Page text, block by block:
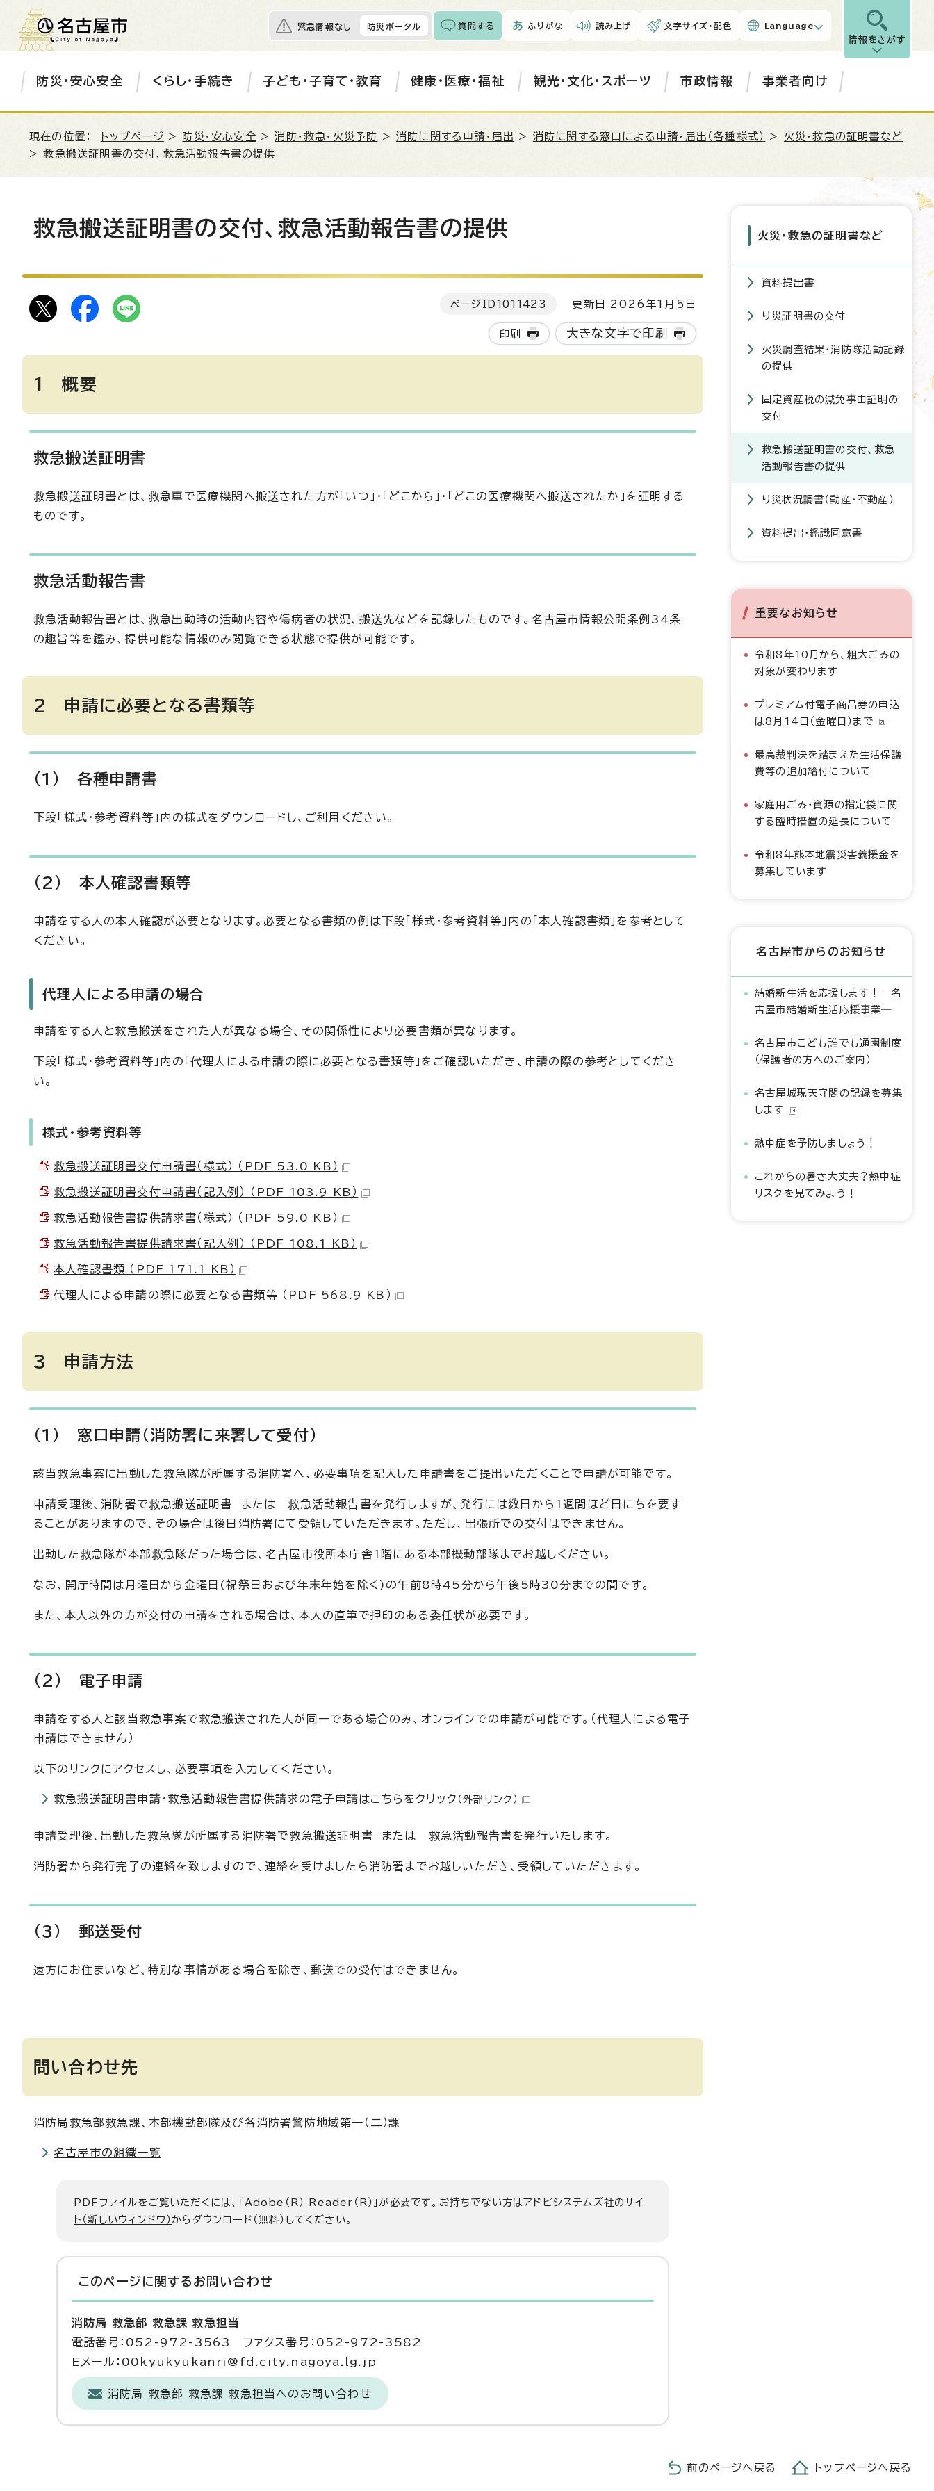
緊急情報なし 防災ポータル 質問する ふりがな 読み上げ 文字サイズ・配色 Language
情報をさがす
防災・安心安全 くらし・手続き 子ども・子育て・教育 健康・医療・福祉 観光・文化・スポーツ 市政情報 事業者向け
現在の位置： トップページ > 防災・安心安全>消防・救急・火災予防 >消防に関する申請・届出 > 消防に関する窓口による申請・届出（各種様式） > 火災・救急の証明書など
> 救急搬送証明書の交付、救急活動報告書の提供
救急搬送証明書の交付、救急活動報告書の提供
ページID 1011423 更新日 2026年1月5日
印刷 大きな文字で印刷
1 概要
救急搬送証明書
救急搬送証明書とは、救急車で医療機関へ搬送された方が「いつ」・「どこから」・「どこの医療機関へ搬送されたか」を証明する
ものです。
救急活動報告書
救急活動報告書とは、救急出動時の活動内容や傷病者の状況、搬送先などを記録したものです。名古屋市情報公開条例34条
の趣旨等を鑑み、提供可能な情報のみ閲覧できる状態で提供が可能です。
2 申請に必要となる書類等
(1) 各種申請書
下段「様式・参考資料等」内の様式をダウンロードし、ご利用ください。
(2) 本人確認書類等
申請をする人の本人確認が必要となります。必要となる書類の例は下段「様式・参考資料等」内の「本人確認書類」を参考として
ください。
代理人による申請の場合
申請をする人と救急搬送をされた人が異なる場合、その関係性により必要書類が異なります。
下段「様式・参考資料等」内の「代理人による申請の際に必要となる書類等」をご確認いただき、申請の際の参考としてくださ
い。
様式・参考資料等
救急搬送証明書交付申請書（様式） （PDF 53.0 KB）
救急搬送証明書交付申請書（記入例） （PDF 103.9 KB）
救急活動報告書提供請求書（様式） （PDF 59.0 KB）
救急活動報告書提供請求書（記入例） （PDF 108.1 KB）
本人確認書類 （PDF 171.1 KB）
代理人による申請の際に必要となる書類等 （PDF 568.9 KB）
3 申請方法
(1) 窓口申請（消防署に来署して受付）
該当救急事案に出動した救急隊が所属する消防署へ、必要事項を記入した申請書をご提出いただくことで申請が可能です。
申請受理後、消防署で救急搬送証明書 または 救急活動報告書を発行しますが、発行には数日から1週間ほど日にちを要す
ることがありますので、その場合は後日消防署にて受領していただきます。ただし、出張所での交付はできません。
出動した救急隊が本部救急隊だった場合は、名古屋市役所本庁舎1階にある本部機動部隊までお越しください。
なお、開庁時間は月曜日から金曜日(祝祭日および年末年始を除く)の午前8時45分から午後5時30分までの間です。
また、本人以外の方が交付の申請をされる場合は、本人の直筆で押印のある委任状が必要です。
(2) 電子申請
申請をする人と該当救急事案で救急搬送された人が同一である場合のみ、オンラインでの申請が可能です。（代理人による電子
申請はできません）
以下のリンクにアクセスし、必要事項を入力してください。
救急搬送証明書申請・救急活動報告書提供請求の電子申請はこちらをクリック （外部リンク）
申請受理後、出動した救急隊が所属する消防署で救急搬送証明書 または 救急活動報告書を発行いたします。
消防署から発行完了の連絡を致しますので、連絡を受けましたら消防署までお越しいただき、受領していただきます。
(3) 郵送受付
遠方にお住まいなど、特別な事情がある場合を除き、郵送での受付はできません。
問い合わせ先
消防局救急部救急課、本部機動部隊及び各消防署警防地域第一（二）課
名古屋市の組織一覧
PDFファイルをご覧いただくには、「Adobe（R） Reader（R）」が必要です。お持ちでない方はアドビシステムズ社のサイ
ト（新しいウィンドウ）からダウンロード（無料）してください。
このページに関する お問い合わせ
消防局 救急部 救急課 救急担当
電話番号：052-972-3563 ファクス番号：052-972-3582
Eメール：00kyukyukanri@fd.city.nagoya.lg.jp
消防局 救急部 救急課 救急担当へのお問い合わせ
火災・救急の証明書など
資料提出書
り災証明書の交付
火災調査結果・消防隊活動記録
の提供
固定資産税の減免事由証明の
交付
救急搬送証明書の交付、救急
活動報告書の提供
り災状況調書（動産・不動産）
資料提出・鑑識同意書
重要なお知らせ
令和8年10月から、粗大ごみの
対象が変わります
プレミアム付電子商品券の申込
は8月14日（金曜日）まで
最高裁判決を踏まえた生活保護
費等の追加給付について
家庭用ごみ・資源の指定袋に関
する臨時措置の延長について
令和8年熊本地震災害義援金を
募集しています
名古屋市からのお知らせ
結婚新生活を応援します！―名
古屋市結婚新生活応援事業―
名古屋市こども誰でも通園制度
（保護者の方へのご案内）
名古屋城現天守閣の記録を募集
します
熱中症を予防しましょう！
これからの暑さ大丈夫？熱中症
リスクを見てみよう！
前のページへ戻る トップページへ戻る